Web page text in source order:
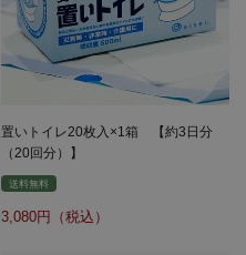
置いトイレ20枚入×1箱 【約3日分
（20回分）】
送料無料
3,080